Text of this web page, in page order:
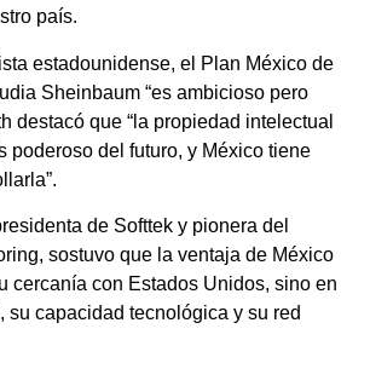
país.
estadounidense, el Plan México de
Sheinbaum “es ambicioso pero
destacó que “la propiedad intelectual
poderoso del futuro, y México tiene
de Softtek y pionera del
sostuvo que la ventaja de México
cercanía con Estados Unidos, sino en
su capacidad tecnológica y su red